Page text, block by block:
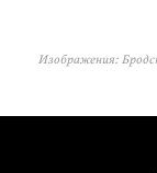
Изображения: